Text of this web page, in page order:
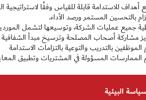
للاستدامة قابلة للقياس وفقًا لاستراتيجية
بالتحسين المستمر ورصد الأداء.
جميع عمليات الشركة، وتوسيعها لتشمل
مشاركة أصحاب المصلحة وترسيخ مبدأ الشفافية
الموظفين بالتدريب والتوعية بالتزامات الاستدامة
المسؤولة في المشتريات وتطبيق
البيئية